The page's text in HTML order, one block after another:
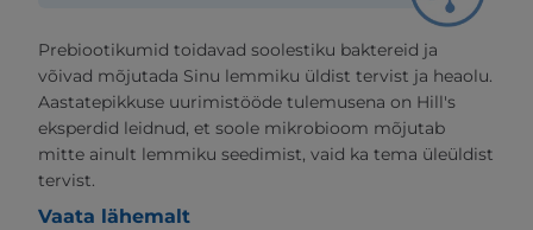
Prebiootikumid toidavad soolestiku baktereid ja
võivad mõjutada Sinu lemmiku üldist tervist ja heaolu.
Aastatepikkuse uurimistööde tulemusena on Hill's
eksperdid leidnud, et soole mikrobioom mõjutab
mitte ainult lemmiku seedimist, vaid ka tema üleüldist
tervist.
Vaata lähemalt